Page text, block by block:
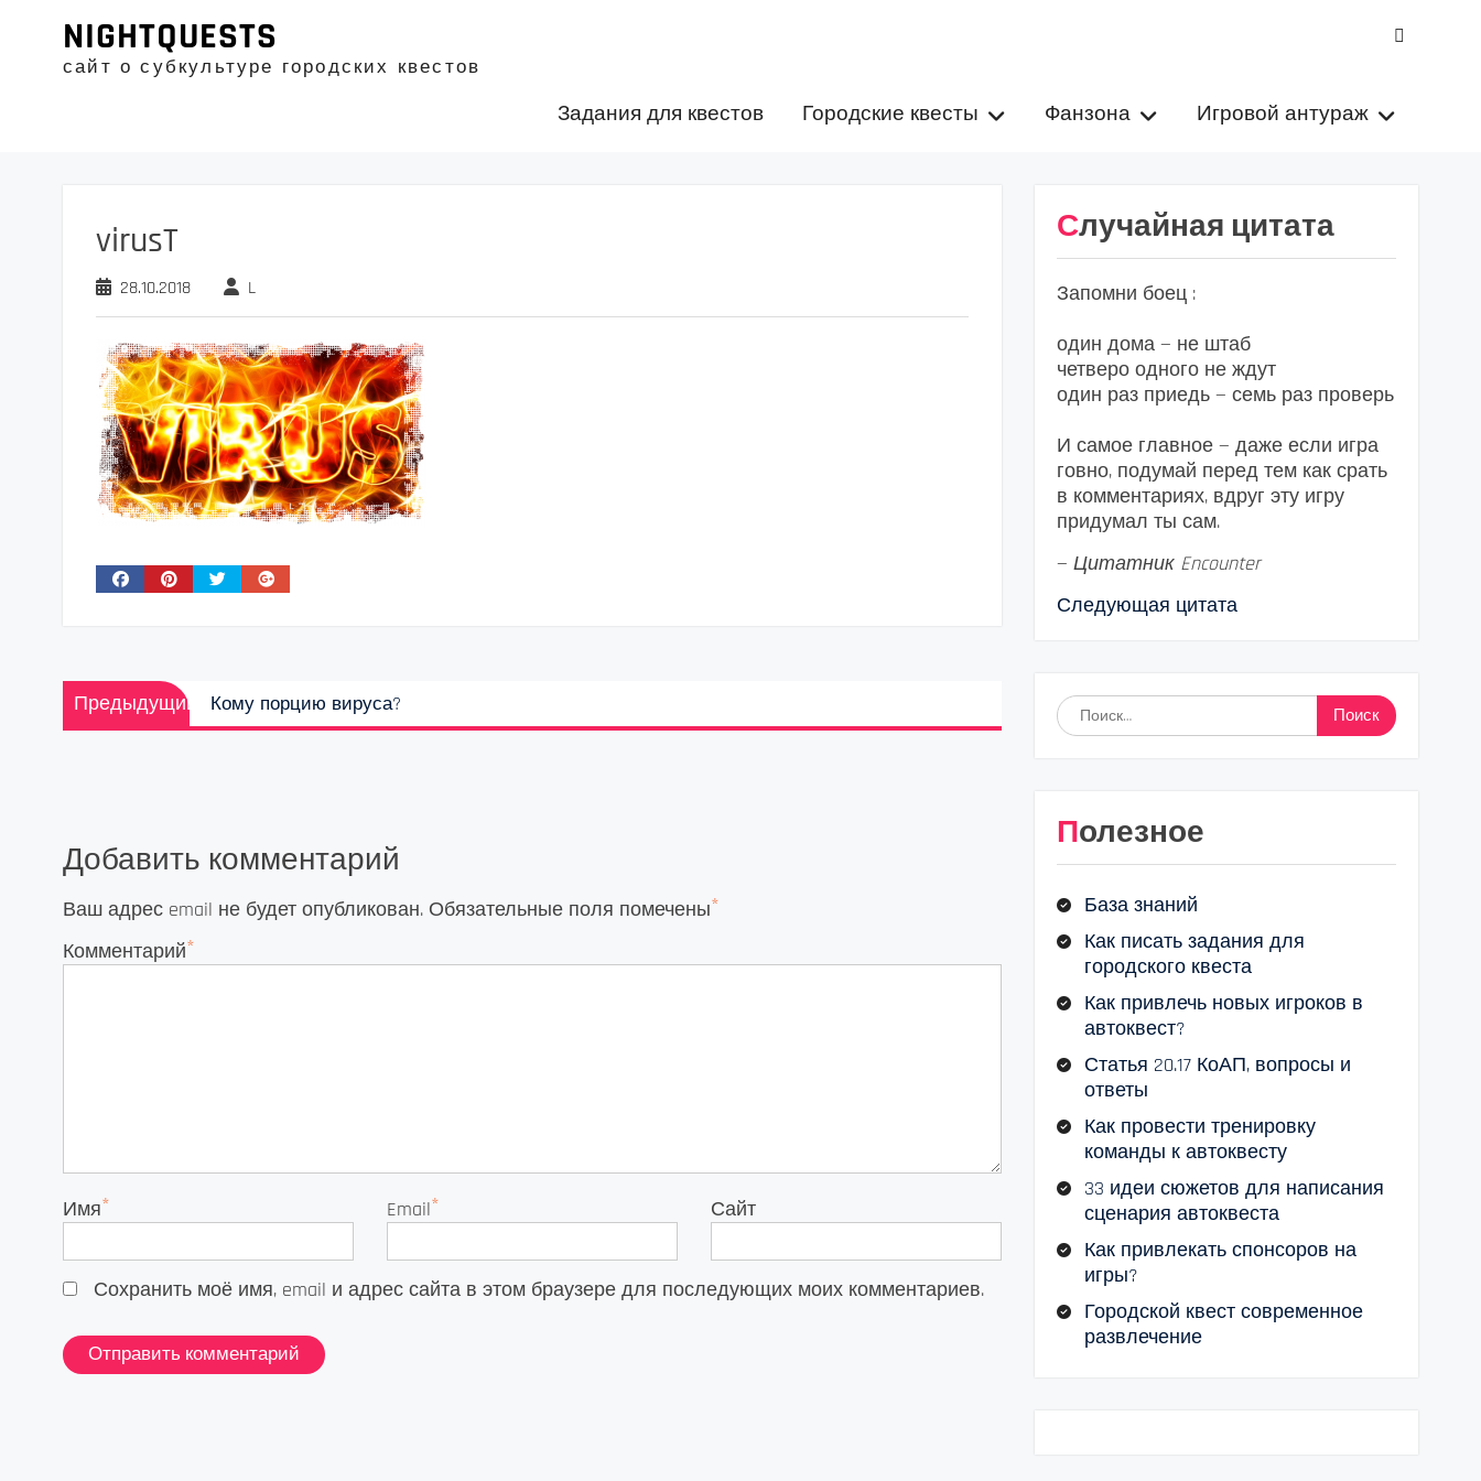
содержимому
NIGHTQUESTS
сайт о субкультуре городских квестов
Задания для квестов Городские квесты Фанзона Игровой антураж
virusT
28.10.2018 L
Навигация
по
Предыдущий
Предыдущая
запись:
Кому порцию вируса?
Добавить комментарий
Ваш адрес email не будет опубликован. Обязательные поля помечены*
Комментарий*
Имя* Email* Сайт
Сохранить моё имя, email и адрес сайта в этом браузере для последующих моих комментариев.
Случайная цитата
Запомни боец :
один дома — не штаб
четверо одного не ждут
один раз приедь — семь раз проверь
И самое главное — даже если игра
говно, подумай перед тем как срать
в комментариях, вдруг эту игру
придумал ты сам.
— Цитатник Encounter
Следующая цитата
Найти:
Полезное
База знаний
Как писать задания для
городского квеста
Как привлечь новых игроков в
автоквест?
Статья 20.17 КоАП, вопросы и
ответы
Как провести тренировку
команды к автоквесту
33 идеи сюжетов для написания
сценария автоквеста
Как привлекать спонсоров на
игры?
Городской квест современное
развлечение